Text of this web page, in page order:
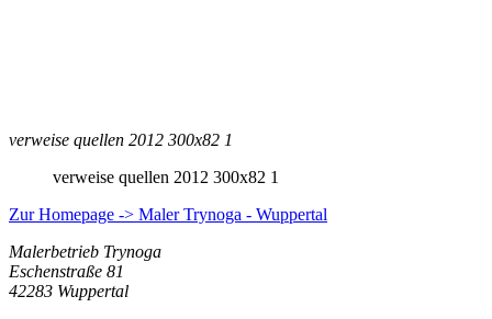
verweise quellen 2012 300x82 1
verweise quellen 2012 300x82 1
Zur Homepage -> Maler Trynoga - Wuppertal
Malerbetrieb Trynoga
Eschenstraße 81
42283 Wuppertal